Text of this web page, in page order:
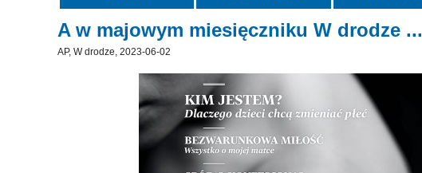
A w majowym miesięczniku W drodze ...
AP, W drodze, 2023-06-02